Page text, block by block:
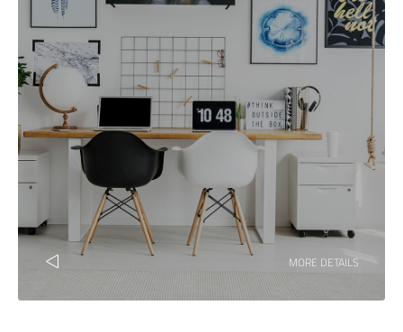
MORE DETAILS